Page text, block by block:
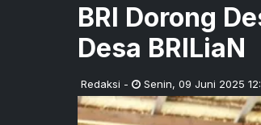
BRI Dorong
Desa BRILiaN
Redaksi - Senin, 09 Juni 2025